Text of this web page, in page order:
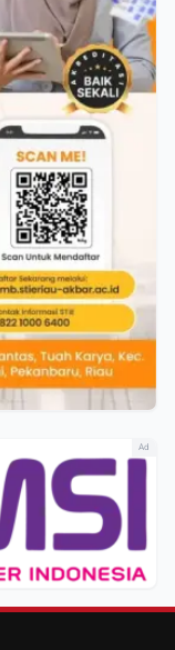
Ad